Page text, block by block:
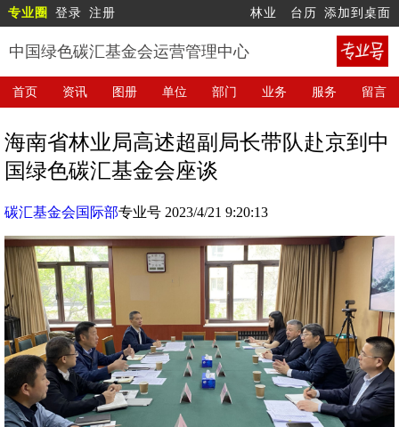
专业圈 登录 注册 林业 台历 添加到桌面
中国绿色碳汇基金会运营管理中心
首页 资讯 图册 单位 部门 业务 服务 留言
海南省林业局高述超副局长带队赴京到中
国绿色碳汇基金会座谈
碳汇基金会国际部专业号 2023/4/21 9:20:13